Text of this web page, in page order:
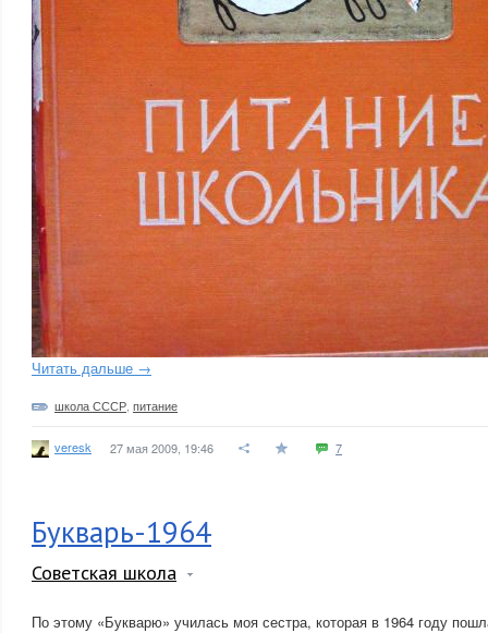
Читать дальше →
школа СССР питание
veresk 27 мая 2009, 19:46 7
Букварь-1964
Советская школа
По этому «Букварю» училась моя сестра, которая в 1964 году